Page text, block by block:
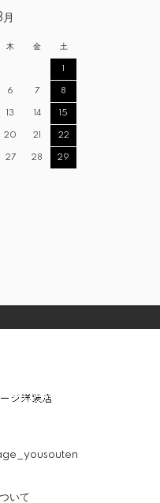
木 金 土
1
6 7 8
13 14 15
20 21 22
27 28 29
いて